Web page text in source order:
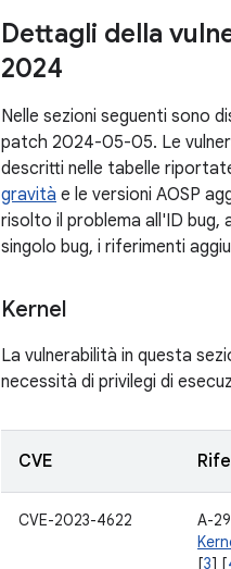
Dettagli della
2024
Nelle sezioni seguenti sono
patch 2024-05-05. Le
descritti nelle tabelle
gravità e le versioni AOSP
risolto il problema all'ID bug,
singolo bug, i riferimenti
Kernel
La vulnerabilità in questa
necessità di privilegi di
CVE
CVE-2023-4622
A-
[3] [